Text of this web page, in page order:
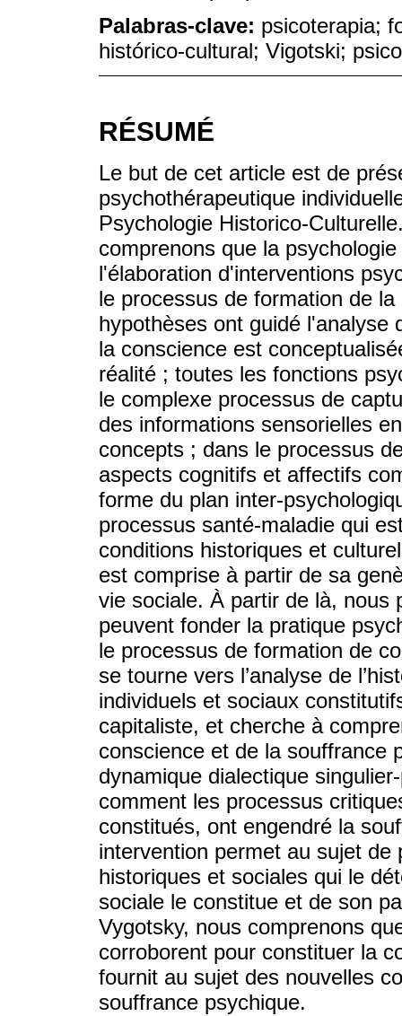
Palabras-clave: psicoterapia;
histórico-cultural; Vigotski;
RÉSUMÉ
Le but de cet article est de
psychothérapeutique
Psychologie Historico-
comprenons que la
l'élaboration d'interventions
le processus de formation de
hypothèses ont guidé l'analyse
la conscience est
réalité ; toutes les fonctions
le complexe processus de
des informations sensorielles
concepts ; dans le processus
aspects cognitifs et affectifs
forme du plan inter-
processus santé-maladie qui
conditions historiques et
est comprise à partir de sa
vie sociale. À partir de là, nous
peuvent fonder la pratique
le processus de formation de
se tourne vers l’analyse de
individuels et sociaux
capitaliste, et cherche à
conscience et de la souffrance
dynamique dialectique
comment les processus
constitués, ont engendré la
intervention permet au sujet
historiques et sociales qui le
sociale le constitue et de son
Vygotsky, nous comprenons
corroborent pour constituer la
fournit au sujet des nouvelles
souffrance psychique.